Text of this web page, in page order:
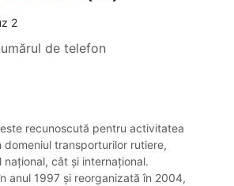
2
de telefon
este recunoscută pentru activitatea
domeniul transporturilor rutiere,
cât și internațional.
anul 1997 și reorganizată în 2004,